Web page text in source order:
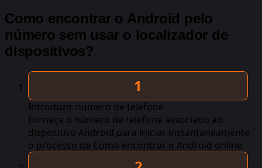
Como encontrar o Android pelo
número sem usar o localizador de
dispositivos?
Introduzir número de telefone
Forneça o número de telefone associado ao
dispositivo Android para iniciar instantaneamente
o processo de Como encontrar o Android online.